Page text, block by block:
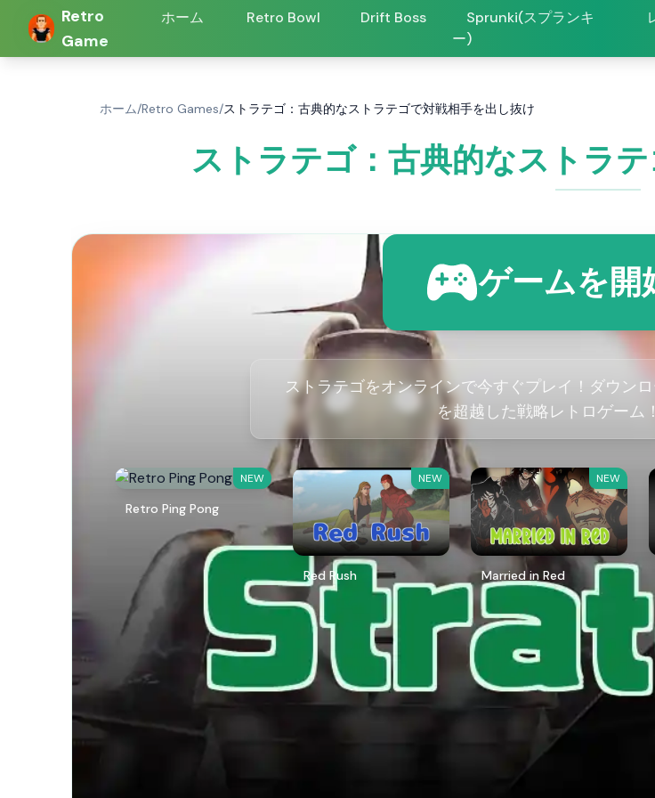
Retro
Game
ホーム Retro Bowl Drift Boss
Sprunki(スプランキ
ー)
ホーム/Retro Games/ストラテゴ：古典的なストラテゴで対戦相手を出し抜け
ストラテゴ：古典的なストラ
ゲームを開
ストラテゴをオンラインで今すぐプレイ！ダウン
を超越した戦略レトロゲーム！
NEW
Retro Ping Pong
NEW
Red Rush
NEW
Married in Red